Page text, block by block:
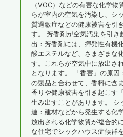
（VOC）などの有害な化学
らが室内の空気を汚染し、シ
質過敏症などの健康被害を引
す。 芳香剤が空気汚染を引き
出：芳香剤には、揮発性有機
酸エステルなど、さまざまな
す。これらが空気中に放出さ
となります。 「香害」の原
の製品と合わせて、香料に含
香りや健康被害を引き起こす
生み出すことがあります。 シ
連：建材などから発生する化
放出される化学物質が複合的
な住宅でシックハウス症候群